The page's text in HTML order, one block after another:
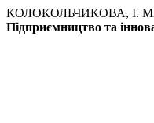
КОЛОКОЛЬЧИКОВА, І.
Підприємництво та